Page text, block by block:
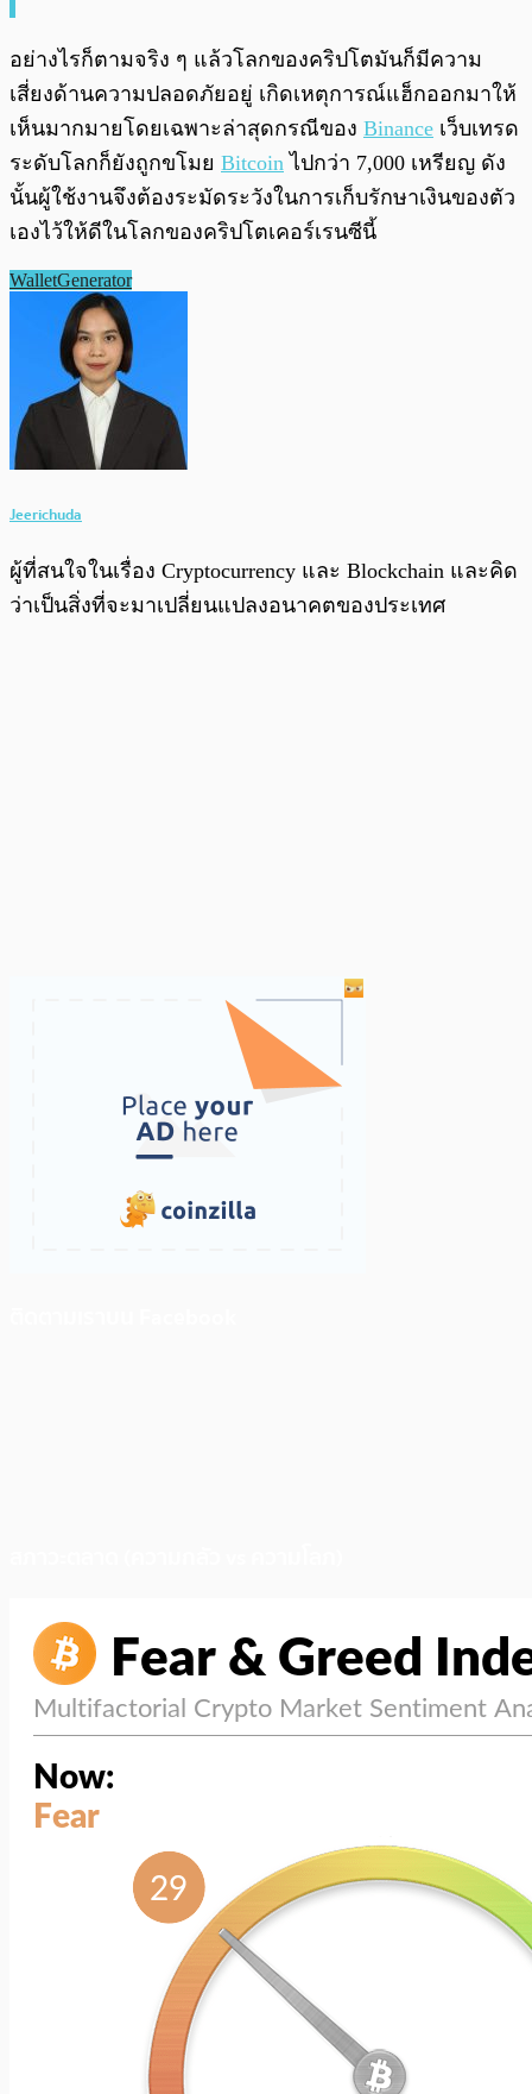
อย่างไรก็ตามจริง ๆ แล้วโลกของคริปโตมันก็มีความ
เสี่ยงด้านความปลอดภัยอยู่ เกิดเหตุการณ์แฮ็กออกมาให้
เห็นมากมายโดยเฉพาะล่าสุดกรณีของ Binance เว็บเทรด
ระดับโลกก็ยังถูกขโมย Bitcoin ไปกว่า 7,000 เหรียญ ดัง
นั้นผู้ใช้งานจึงต้องระมัดระวังในการเก็บรักษาเงินของตัว
เองไว้ให้ดีในโลกของคริปโตเคอร์เรนซีนี้
WalletGenerator
Jeerichuda
ผู้ที่สนใจในเรื่อง Cryptocurrency และ Blockchain และคิด
ว่าเป็นสิ่งที่จะมาเปลี่ยนแปลงอนาคตของประเทศ